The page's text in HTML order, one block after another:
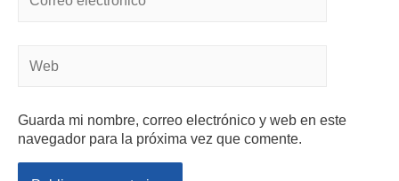
Guarda mi nombre, correo electrónico y web en este
navegador para la próxima vez que comente.